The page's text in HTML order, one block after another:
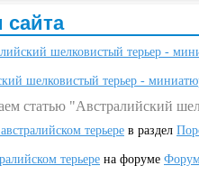
сайта
шелковистый терьер -
шелковистый терьер -
статью "Австралийский
терьере в раздел
терьере на форуме